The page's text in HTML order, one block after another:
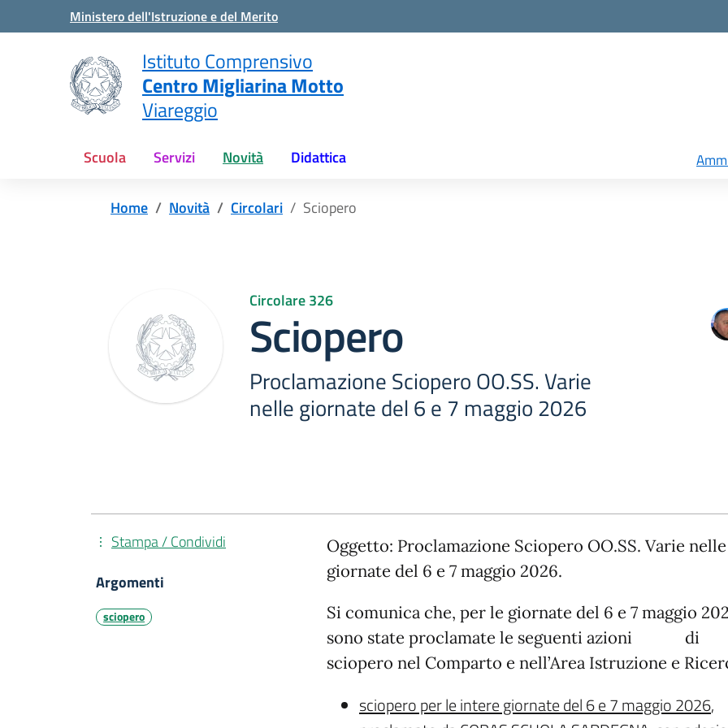
Vai ai contenuti
Vai al menu di navigazione
Ministero dell'Istruzione e del Merito
Istituto Comprensivo
Centro Migliarina Motto
Viareggio
Scuola Servizi Novità Didattica
Home Novità Circolari Sciopero
Circolare 326
Sciopero
Proclamazione Sciopero OO.SS. Varie
nelle giornate del 6 e 7 maggio 2026
Oggetto: Proclamazione Sciopero OO.SS. Varie nelle
giornate del 6 e 7 maggio 2026.
Si comunica che, per le giornate del 6 e 7 maggio
sono state proclamate le seguenti azioni di
sciopero nel Comparto e nell’Area Istruzione e
sciopero per le intere giornate del 6 e 7 maggio 2026,
Stampa / Condividi
Argomenti
sciopero